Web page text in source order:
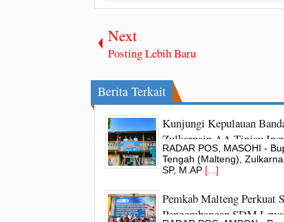
Next
Posting Lebih Baru
Berita Terkait
Kunjungi Kepulauan
Zulkarnain AA Tinjau
Perpustakaan Rumah
Tanah Rata
RADAR POS, MASOHI -
Tengah (Malteng),
SP, M.AP [...]
Pemkab Malteng Perkuat
Pengembangan SDM